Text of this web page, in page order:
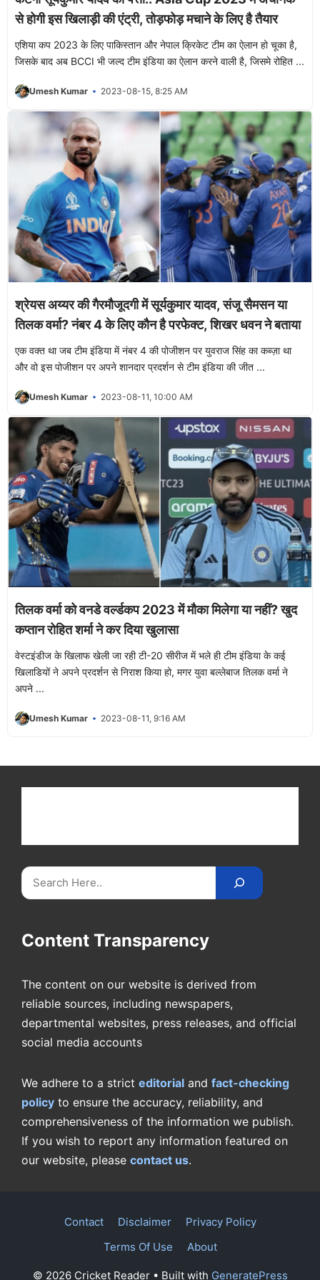
से होगी इस खिलाड़ी की एंट्री, तोड़फोड़ मचाने के लिए है तैयार
एशिया कप 2023 के लिए पाकिस्तान और नेपाल क्रिकेट टीम का ऐलान हो चूका है,
जिसके बाद अब BCCI भी जल्द टीम इंडिया का ऐलान करने वाली है, जिसमे रोहित ...
Umesh Kumar 2023-08-15, 8:25 AM
श्रेयस अय्यर की गैरमौजूदगी में सूर्यकुमार यादव, संजू सैमसन या
तिलक वर्मा? नंबर 4 के लिए कौन है परफेक्ट, शिखर धवन ने बताया
एक वक्त था जब टीम इंडिया में नंबर 4 की पोजीशन पर युवराज सिंह का कब्ज़ा था
और वो इस पोजीशन पर अपने शानदार प्रदर्शन से टीम इंडिया की जीत ...
Umesh Kumar 2023-08-11, 10:00 AM
तिलक वर्मा को वनडे वर्ल्डकप 2023 में मौका मिलेगा या नहीं? खुद
कप्तान रोहित शर्मा ने कर दिया खुलासा
वेस्टइंडीज के खिलाफ खेली जा रही टी-20 सीरीज में भले ही टीम इंडिया के कई
खिलाडियों ने अपने प्रदर्शन से निराश किया हो, मगर युवा बल्लेबाज तिलक वर्मा ने
अपने ...
Umesh Kumar 2023-08-11, 9:16 AM
Search
Content Transparency
The content on our website is derived from
reliable sources, including newspapers,
departmental websites, press releases, and official
social media accounts
We adhere to a strict editorial and fact-checking
policy to ensure the accuracy, reliability, and
comprehensiveness of the information we publish.
If you wish to report any information featured on
our website, please contact us.
Contact Disclaimer
Privacy Policy
Terms Of Use
About
© 2026 Cricket Reader• Built with GeneratePress